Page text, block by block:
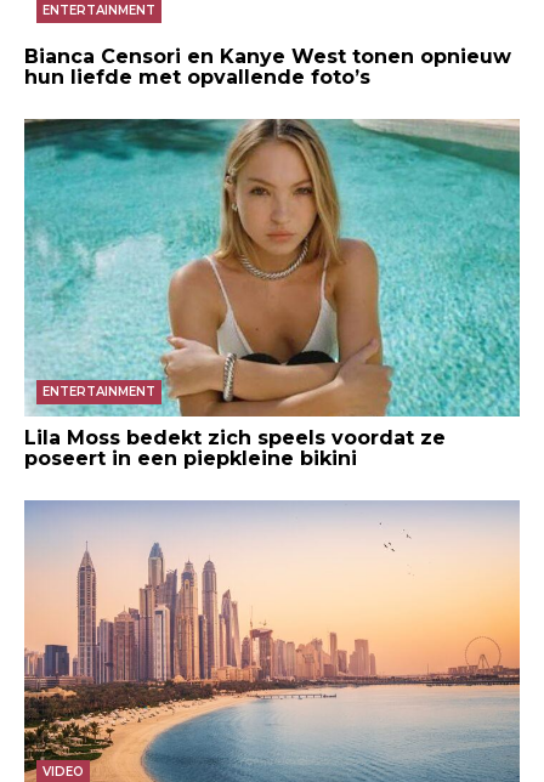
ENTERTAINMENT
Bianca Censori en Kanye West tonen opnieuw
hun liefde met opvallende foto’s
ENTERTAINMENT
Lila Moss bedekt zich speels voordat ze
poseert in een piepkleine bikini
VIDEO